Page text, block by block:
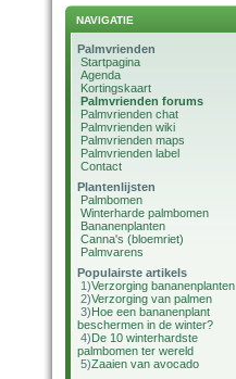
NAVIGATIE
Palmvrienden
Startpagina
Agenda
Kortingskaart
Palmvrienden forums
Palmvrienden chat
Palmvrienden wiki
Palmvrienden maps
Palmvrienden label
Contact
Plantenlijsten
Palmbomen
Winterharde palmbomen
Bananenplanten
Canna's (bloemriet)
Palmvarens
Populairste artikels
1)Verzorging bananenplanten
2)Verzorging van palmen
3)Hoe een bananenplant
beschermen in de winter?
4)De 10 winterhardste
palmbomen ter wereld
5)Zaaien van avocado